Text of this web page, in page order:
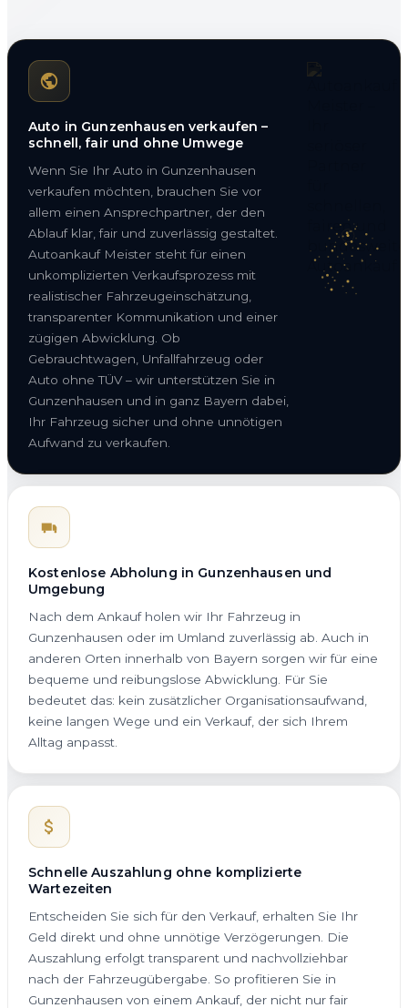
Auto in Gunzenhausen verkaufen –
schnell, fair und ohne Umwege
Wenn Sie Ihr Auto in Gunzenhausen
verkaufen möchten, brauchen Sie vor
allem einen Ansprechpartner, der den
Ablauf klar, fair und zuverlässig gestaltet.
Autoankauf Meister steht für einen
unkomplizierten Verkaufsprozess mit
realistischer Fahrzeugeinschätzung,
transparenter Kommunikation und einer
zügigen Abwicklung. Ob
Gebrauchtwagen, Unfallfahrzeug oder
Auto ohne TÜV – wir unterstützen Sie in
Gunzenhausen und in ganz Bayern dabei,
Ihr Fahrzeug sicher und ohne unnötigen
Aufwand zu verkaufen.
Kostenlose Abholung in Gunzenhausen und
Umgebung
Nach dem Ankauf holen wir Ihr Fahrzeug in
Gunzenhausen oder im Umland zuverlässig ab. Auch in
anderen Orten innerhalb von Bayern sorgen wir für eine
bequeme und reibungslose Abwicklung. Für Sie
bedeutet das: kein zusätzlicher Organisationsaufwand,
keine langen Wege und ein Verkauf, der sich Ihrem
Alltag anpasst.
Schnelle Auszahlung ohne komplizierte
Wartezeiten
Entscheiden Sie sich für den Verkauf, erhalten Sie Ihr
Geld direkt und ohne unnötige Verzögerungen. Die
Auszahlung erfolgt transparent und nachvollziehbar
nach der Fahrzeugübergabe. So profitieren Sie in
Gunzenhausen von einem Ankauf, der nicht nur fair